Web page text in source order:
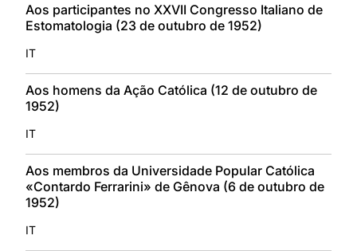
Aos participantes no XXVII Congresso Italiano de
Estomatologia (23 de outubro de 1952)
IT
Aos homens da Ação Católica (12 de outubro de
1952)
IT
Aos membros da Universidade Popular Católica
«Contardo Ferrarini» de Gênova (6 de outubro de
1952)
IT